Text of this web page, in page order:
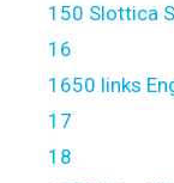
150 Slottica
16
1650 links
17
18